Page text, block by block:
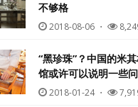
不够格
2018-08-06 ・
“黑珍珠”？中国的米
馆或许可以说明一些
2018-01-24・